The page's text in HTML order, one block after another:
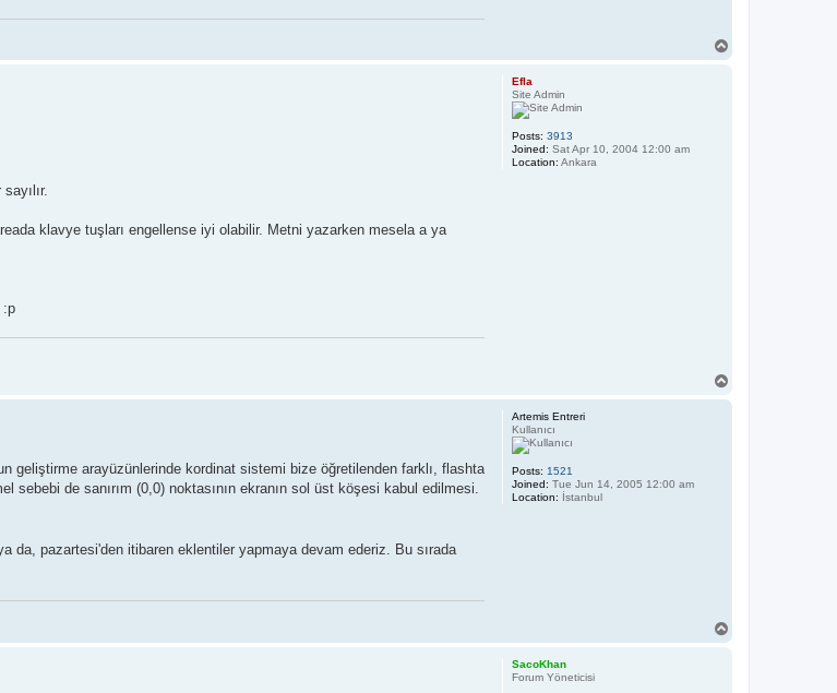
Efla
Site Admin
Posts: 3913
Joined: Sat Apr 10, 2004 12:00 am
Location: Ankara
klavye tuşları engellense iyi olabilir. Metni yazarken mesela a ya
:p
Artemis Entreri
Kullanıcı
Posts: 1521
Joined: Tue Jun 14, 2005 12:00 am
Location: İstanbul
geliştirme arayüzünlerinde kordinat sistemi bize öğretilenden farklı, flashta
de sanırım (0,0) noktasının ekranın sol üst köşesi kabul edilmesi.
da, pazartesi'den itibaren eklentiler yapmaya devam ederiz. Bu sırada
SacoKhan
Forum Yöneticisi